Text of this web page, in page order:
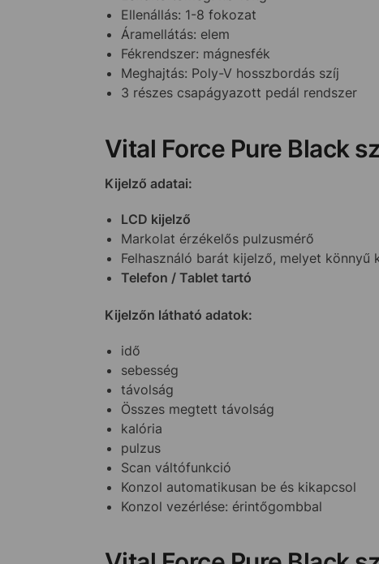
Ellenállás: 1-8 fokozat
Áramellátás: elem
Fékrendszer: mágnesfék
Meghajtás: Poly-V hosszbordás szíj
3 részes csapágyazott pedál rendszer
Vital Force Pure Black
Kijelző adatai:
LCD kijelző
Markolat érzékelős pulzusmérő
Felhasználó barát kijelző, melyet könnyű
Telefon / Tablet tartó
Kijelzőn látható adatok:
idő
sebesség
távolság
Összes megtett távolság
kalória
pulzus
Scan váltófunkció
Konzol automatikusan be és kikapcsol
Konzol vezérlése: érintőgombbal